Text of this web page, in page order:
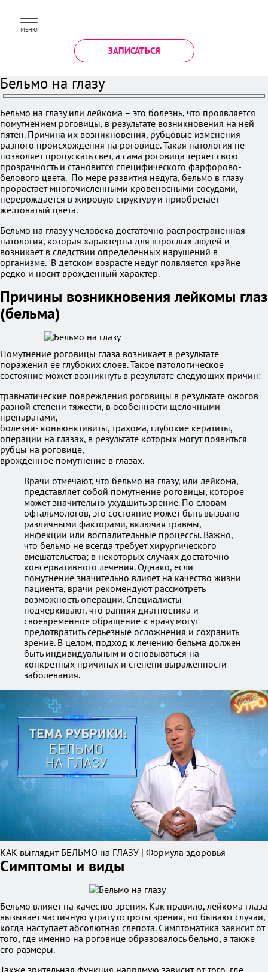
МЕНЮ
ЗАПИСАТЬСЯ
Бельмо на глазу
Бельмо на глазу или лейкома – это болезнь, что проявляется
помутнением роговицы, в результате возникновения на ней
пятен. Причина их возникновения, рубцовые изменения
разного происхождения на роговице. Такая патология не
позволяет пропускать свет, а сама роговица теряет свою
прозрачность и становится специфического фарфорово-
белового цвета. По мере развития недуга, бельмо в глазу
прорастает многочисленными кровеносными сосудами,
перерождается в жировую структуру и приобретает
желтоватый цвета.
Бельмо на глазу у человека достаточно распространенная
патология, которая характерна для взрослых людей и
возникает в следствии определенных нарушений в
организме. В детском возрасте недуг появляется крайне
редко и носит врожденный характер.
Причины возникновения лейкомы глаз
(бельма)
Помутнение роговицы глаза возникает в результате
поражения ее глубоких слоев. Такое патологическое
состояние может возникнуть в результате следующих причин:
травматические повреждения роговицы в результате ожогов
разной степени тяжести, в особенности щелочными
препаратами,
болезни- конъюнктивиты, трахома, глубокие кератиты,
операции на глазах, в результате которых могут появиться
рубцы на роговице,
врожденное помутнение в глазах.
Врачи отмечают, что бельмо на глазу, или лейкома,
представляет собой помутнение роговицы, которое
может значительно ухудшить зрение. По словам
офтальмологов, это состояние может быть вызвано
различными факторами, включая травмы,
инфекции или воспалительные процессы. Важно,
что бельмо не всегда требует хирургического
вмешательства; в некоторых случаях достаточно
консервативного лечения. Однако, если
помутнение значительно влияет на качество жизни
пациента, врачи рекомендуют рассмотреть
возможность операции. Специалисты
подчеркивают, что ранняя диагностика и
своевременное обращение к врачу могут
предотвратить серьезные осложнения и сохранить
зрение. В целом, подход к лечению бельма должен
быть индивидуальным и основываться на
конкретных причинах и степени выраженности
заболевания.
КАК выглядит БЕЛЬМО на ГЛАЗУ | Формула здоровья
Симптомы и виды
Бельмо влияет на качество зрения. Как правило, лейкома глаза
вызывает частичную утрату остроты зрения, но бывают случаи,
когда наступает абсолютная слепота. Симптоматика зависит от
того, где именно на роговице образовалось бельмо, а также
его размеры.
Также зрительная функция напрямую зависит от того, где